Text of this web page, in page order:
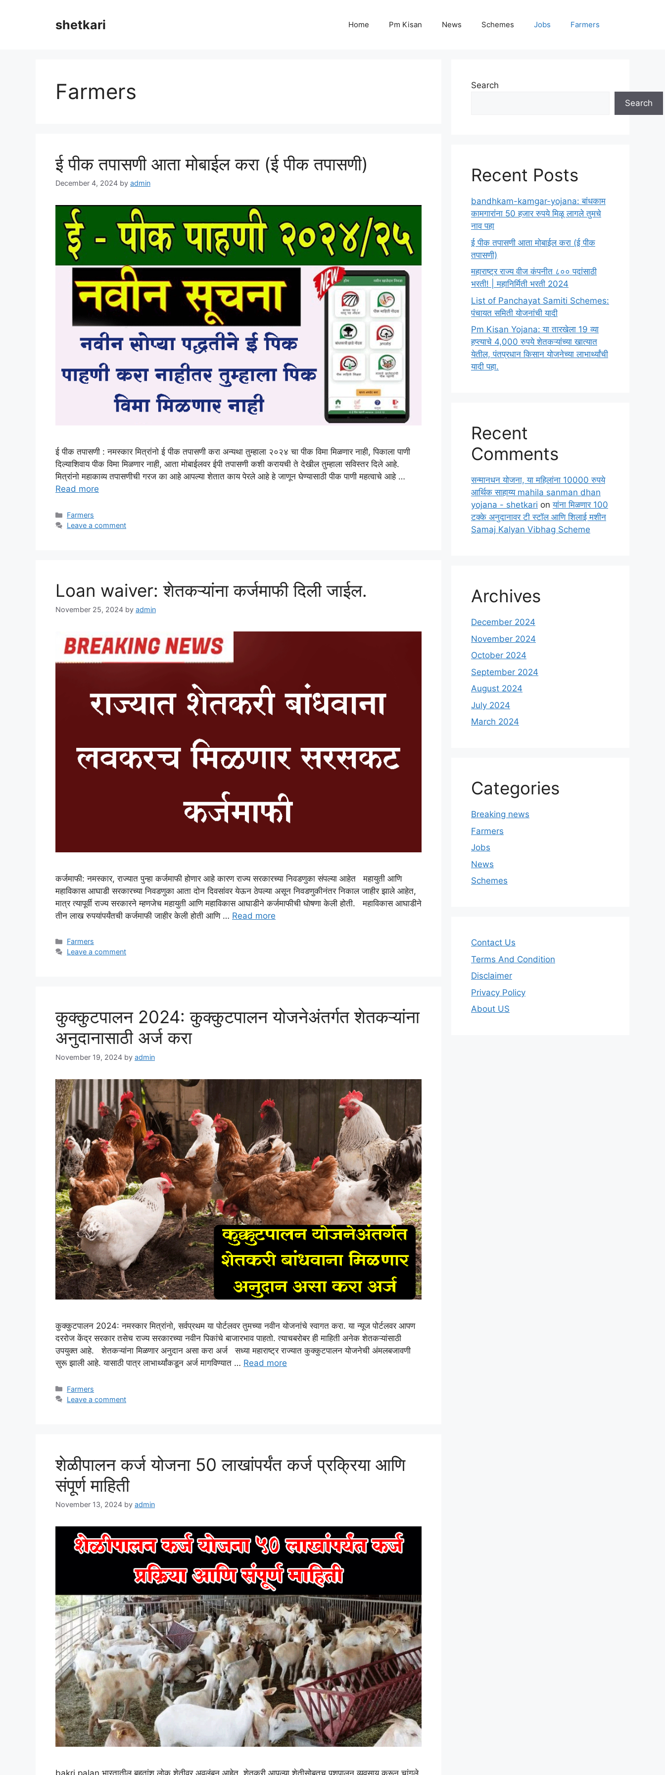
shetkari Home Pm Kisan News Schemes Jobs Farmers
Farmers
ई पीक तपासणी आता मोबाईल करा (ई पीक तपासणी)
December 4, 2024 by admin
ई पीक तपासणी : नमस्कार मित्रांनो ई पीक तपासणी करा अन्यथा तुम्हाला २०२४ चा पीक विमा मिळणार नाही, पिकाला पाणी
दिल्याशिवाय पीक विमा मिळणार नाही, आता मोबाईलवर ईपी तपासणी कशी करायची ते देखील तुम्हाला सविस्तर दिले आहे.
मित्रांनो महाकाव्य तपासणीची गरज का आहे आपल्या शेतात काय पेरले आहे हे जाणून घेण्यासाठी पीक पाणी महत्वाचे आहे …
Read more
Categories
Farmers
Leave a comment
Loan waiver: शेतकऱ्यांना कर्जमाफी दिली जाईल.
November 25, 2024 by admin
कर्जमाफी: नमस्कार, राज्यात पुन्हा कर्जमाफी होणार आहे कारण राज्य सरकारच्या निवडणुका संपल्या आहेत महायुती आणि
महाविकास आघाडी सरकारच्या निवडणुका आता दोन दिवसांवर येऊन ठेपल्या असून निवडणुकीनंतर निकाल जाहीर झाले आहेत,
मात्र त्यापूर्वी राज्य सरकारने म्हणजेच महायुती आणि महाविकास आघाडीने कर्जमाफीची घोषणा केली होती. महाविकास आघाडीने
तीन लाख रुपयांपर्यंतची कर्जमाफी जाहीर केली होती आणि … Read more
Categories
Farmers
Leave a comment
कुक्कुटपालन 2024: कुक्कुटपालन योजनेअंतर्गत शेतकऱ्यांना
अनुदानासाठी अर्ज करा
November 19, 2024 by admin
कुक्कुटपालन 2024: नमस्कार मित्रांनो, सर्वप्रथम या पोर्टलवर तुमच्या नवीन योजनांचे स्वागत करा. या न्यूज पोर्टलवर आपण
दररोज केंद्र सरकार तसेच राज्य सरकारच्या नवीन पिकांचे बाजारभाव पाहतो. त्याचबरोबर ही माहिती अनेक शेतकऱ्यांसाठी
उपयुक्त आहे. शेतकऱ्यांना मिळणार अनुदान असा करा अर्ज सध्या महाराष्ट्र राज्यात कुक्कुटपालन योजनेची अंमलबजावणी
सुरू झाली आहे. यासाठी पात्र लाभार्थ्यांकडून अर्ज मागविण्यात … Read more
Categories
Farmers
Leave a comment
शेळीपालन कर्ज योजना 50 लाखांपर्यंत कर्ज प्रक्रिया आणि
संपूर्ण माहिती
November 13, 2024 by admin
bakri palan भारतातील बहुतांश लोक शेतीवर अवलंबून आहेत. शेतकरी आपल्या शेतीसोबतच पशुपालन व्यवसाय करून चांगले
Search
Search
Recent Posts
bandhkam-kamgar-yojana: बांधकाम
कामगारांना 50 हजार रुपये मिळू लागले तुमचे
नाव पहा
ई पीक तपासणी आता मोबाईल करा (ई पीक
तपासणी)
महाराष्ट्र राज्य वीज कंपनीत ८०० पदांसाठी
भरती! | महानिर्मिती भरती 2024
List of Panchayat Samiti Schemes:
पंचायत समिती योजनांची यादी
Pm Kisan Yojana: या तारखेला 19 व्या
हप्त्याचे 4,000 रुपये शेतकऱ्यांच्या खात्यात
येतील, पंतप्रधान किसान योजनेच्या लाभार्थ्यांची
यादी पहा.
Recent
Comments
सन्मानधन योजना, या महिलांना 10000 रुपये
आर्थिक साहाय्य mahila sanman dhan
yojana - shetkari onयांना मिळणार 100
टक्के अनुदानावर टी स्टॉल आणि शिलाई मशीन
Samaj Kalyan Vibhag Scheme
Archives
December 2024
November 2024
October 2024
September 2024
August 2024
July 2024
March 2024
Categories
Breaking news
Farmers
Jobs
News
Schemes
Contact Us
Terms And Condition
Disclaimer
Privacy Policy
About US